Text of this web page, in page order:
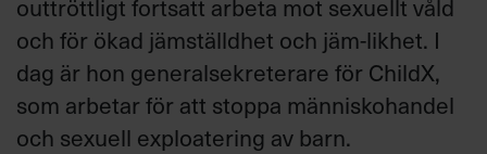
outtröttligt fortsatt arbeta mot sexuellt våld
och för ökad jämställdhet och jäm-likhet. I
dag är hon generalsekreterare för ChildX,
som arbetar för att stoppa människohandel
och sexuell exploatering av barn.